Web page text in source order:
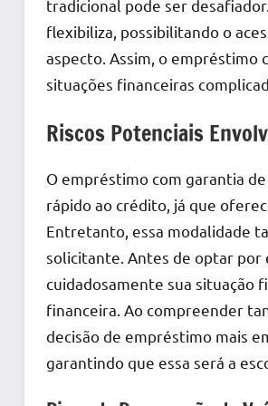
tradicional pode ser
flexibiliza, possibilitando o
aspecto. Assim, o
situações financeiras
Riscos Potenciais
O empréstimo com garantia
rápido ao crédito, já que
Entretanto, essa modalidade
solicitante. Antes de optar por
cuidadosamente sua situação
financeira. Ao compreender
decisão de empréstimo mais
garantindo que essa será a